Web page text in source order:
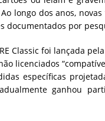
longo dos anos, novas
por
Classic foi lançada
licenciados
específicas
ganhou